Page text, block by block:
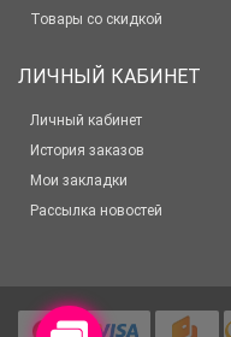
Товары со скидкой
ЛИЧНЫЙ КАБИНЕТ
Личный кабинет
История заказов
Мои закладки
Рассылка новостей